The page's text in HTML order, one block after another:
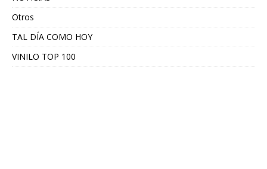
Otros
TAL DÍA COMO HOY
VINILO TOP 100